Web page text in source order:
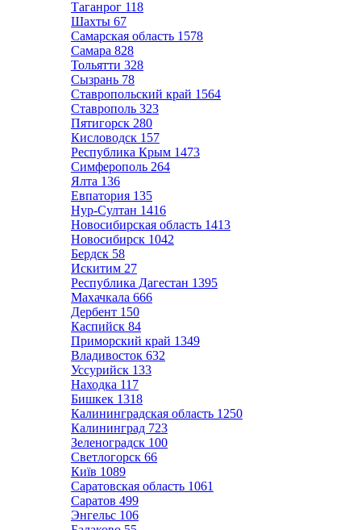
Таганрог 118
Шахты 67
Самарская область 1578
Самара 828
Тольятти 328
Сызрань 78
Ставропольский край 1564
Ставрополь 323
Пятигорск 280
Кисловодск 157
Республика Крым 1473
Симферополь 264
Ялта 136
Евпатория 135
Нур-Султан 1416
Новосибирская область 1413
Новосибирск 1042
Бердск 58
Искитим 27
Республика Дагестан 1395
Махачкала 666
Дербент 150
Каспийск 84
Приморский край 1349
Владивосток 632
Уссурийск 133
Находка 117
Бишкек 1318
Калининградская область 1250
Калининград 723
Зеленоградск 100
Светлогорск 66
Київ 1089
Саратовская область 1061
Саратов 499
Энгельс 106